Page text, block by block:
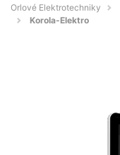
Orlové Elektrotechniky
Korola-Elektro